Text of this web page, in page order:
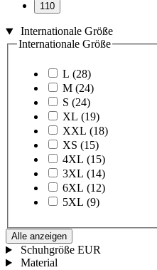
110
Internationale Größe
Internationale Größe
L (28)
M (24)
S (24)
XL (19)
XXL (18)
XS (15)
4XL (15)
3XL (14)
6XL (12)
5XL (9)
Alle anzeigen
Schuhgröße EUR
Material